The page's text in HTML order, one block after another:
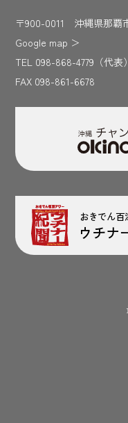
〒900-0011 沖縄県那覇
Google map ＞
TEL 098-868-4779（代表
FAX 098-861-6678
おきでん百
ウチナ